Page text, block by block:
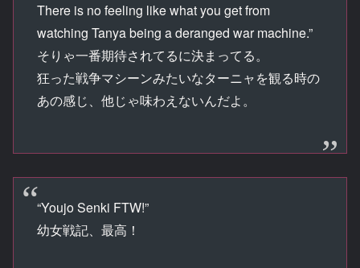
There is no feeling like what you get from
watching Tanya being a deranged war machine.”
そりゃ一番期待されてるに決まってる。
狂った戦争マシーンみたいなターニャを観る時の
あの感じ、他じゃ味わえないんだよ。
“Youjo Senki FTW!”
幼女戦記、最高！